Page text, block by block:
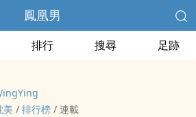
鳳凰男
排行 搜尋 足跡
美­‍ / 排行榜 / 連載